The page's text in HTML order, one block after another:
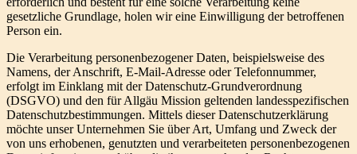
gesetzliche Grundlage, holen wir eine Einwilligung der betroffenen
Person ein.
Die Verarbeitung personenbezogener Daten, beispielsweise des
Namens, der Anschrift, E-Mail-Adresse oder Telefonnummer,
erfolgt im Einklang mit der Datenschutz-Grundverordnung
(DSGVO) und den für Allgäu Mission geltenden landesspezifischen
Datenschutzbestimmungen. Mittels dieser Datenschutzerklärung
möchte unser Unternehmen Sie über Art, Umfang und Zweck der
von uns erhobenen, genutzten und verarbeiteten personenbezogenen